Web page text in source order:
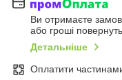
Ви отримаєте
або гроші
Детальніше
Оплатити